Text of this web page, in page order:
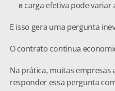
a carga efetiva pode
E isso gera uma pergunta
O contrato continua
Na prática, muitas empresas
responder essa pergunta